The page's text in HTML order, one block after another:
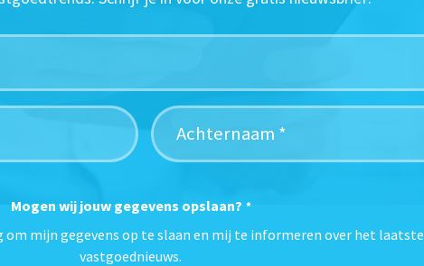
Mogen wij jouw gegevens opslaan? *
mijn gegevens op te slaan en mij te informeren over het laatste
vastgoednieuws.